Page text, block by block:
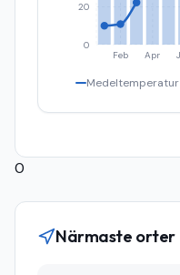
Feb Apr
0
20
Medeltemperatur
0
Närmaste orter